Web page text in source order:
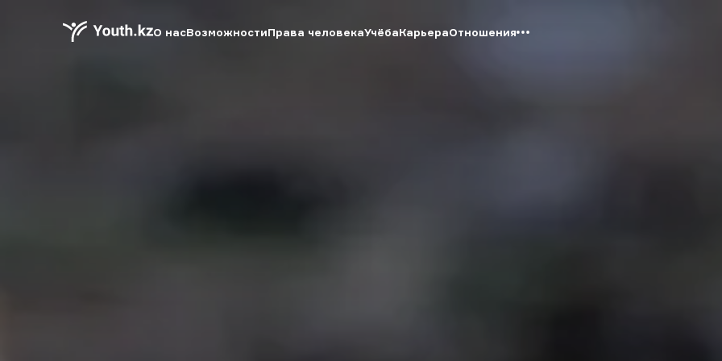
О насВозможностиПрава человекаУчёбаКарьераОтношения